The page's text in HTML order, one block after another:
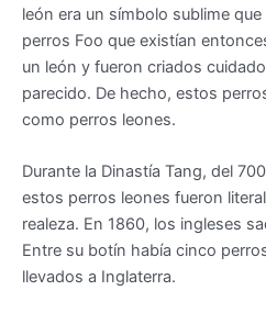
león era un símbolo sublime
perros Foo que existían
un león y fueron criados
parecido. De hecho, estos
como perros leones.
Durante la Dinastía Tang, del
estos perros leones fueron
realeza. En 1860, los ingleses
Entre su botín había cinco
llevados a Inglaterra.